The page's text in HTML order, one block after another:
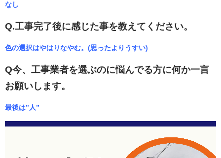
なし
Q.工事完了後に感じた事を教えてください。
色の選択はやはりなやむ。(思ったよりうすい)
Q今、工事業者を選ぶのに悩んでる方に何か一言
お願いします。
最後は”人”